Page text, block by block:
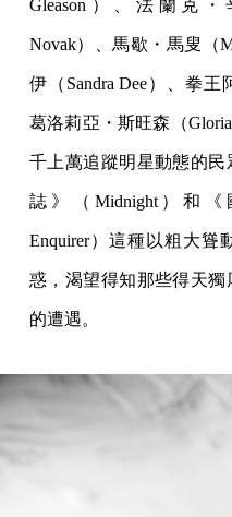
Gleason）、法蘭克
Novak）、馬歇・馬叟（
伊（Sandra Dee）、拳王
葛洛莉亞・斯旺森（
千上萬追蹤明星動態的
誌》（Midnight）和
Enquirer）這種以粗大聳
惑，渴望得知那些得天
的遭遇。